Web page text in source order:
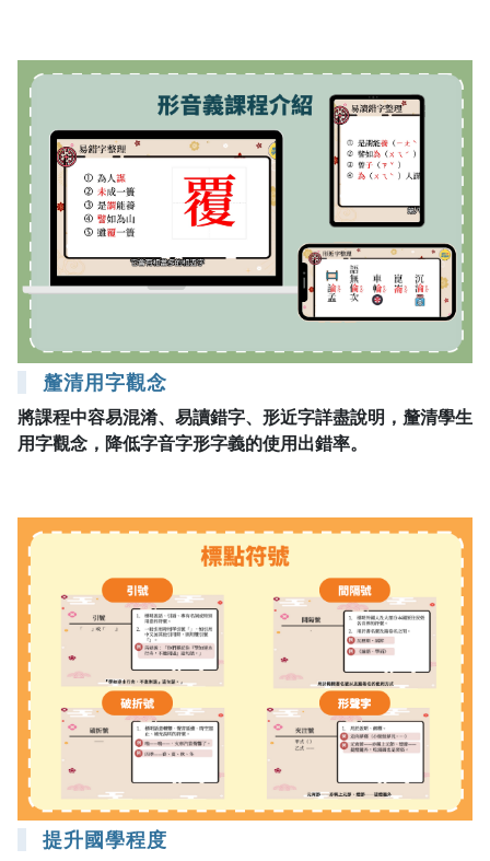
釐清用字觀念
將課程中容易混淆、易讀錯字、形近字詳盡說明，釐清學生
用字觀念，降低字音字形字義的使用出錯率。
提升國學程度